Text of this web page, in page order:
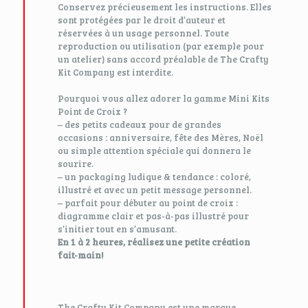
Conservez précieusement les instructions. Elles
sont protégées par le droit d’auteur et
réservées à un usage personnel. Toute
reproduction ou utilisation (par exemple pour
un atelier) sans accord préalable de The Crafty
Kit Company est interdite.
Pourquoi vous allez adorer la gamme Mini Kits
Point de Croix ?
– des petits cadeaux pour de grandes
occasions : anniversaire, fête des Mères, Noël
ou simple attention spéciale qui donnera le
sourire.
– un packaging ludique & tendance : coloré,
illustré et avec un petit message personnel.
– parfait pour débuter au point de croix :
diagramme clair et pas-à-pas illustré pour
s’initier tout en s’amusant.
En 1 à 2 heures, réalisez une petite création
fait-main!